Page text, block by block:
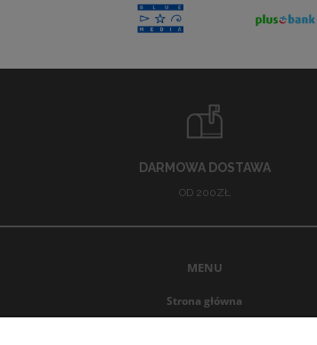
DARMOWA DOSTAWA
OD 200ZŁ
MENU
Strona główna
Promocje